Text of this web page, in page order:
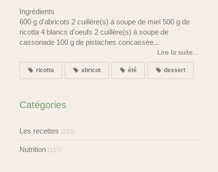
Ingrédients
600 g d'abricots 2 cuillère(s) à soupe de miel 500 g de
ricotta 4 blancs d'oeufs 2 cuillère(s) à soupe de
cassonade 100 g de pistaches concassée...
Lire la suite...
ricotta abricot été dessert
Catégories
Les recettes (283)
Nutrition (157)